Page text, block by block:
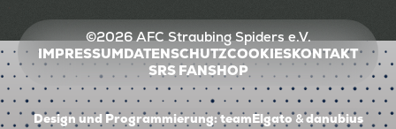
©2026 AFC Straubing Spiders e.V.
IMPRESSUMDATENSCHUTZCOOKIESKONTAKT
SRS FANSHOP
Design und Programmierung:teamElgato&danubius